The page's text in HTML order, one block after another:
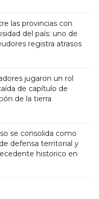
las provincias con
del país: uno de
registra atrasos
jugaron un rol
de capítulo de
de la tierra
se consolida como
defensa territorial y
historico en